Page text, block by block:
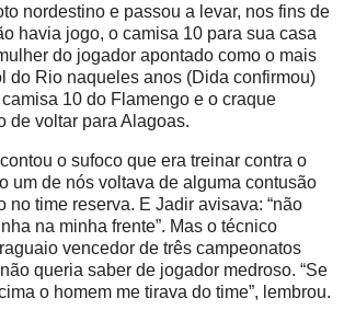
nordestino e passou a levar, nos fins de
havia jogo, o camisa 10 para sua casa
do jogador apontado como o mais
do Rio naqueles anos (Dida confirmou)
10 do Flamengo e o craque
de voltar para Alagoas.
o sufoco que era treinar contra o
um de nós voltava de alguma contusão
no time reserva. E Jadir avisava: “não
na minha frente”. Mas o técnico
vencedor de três campeonatos
queria saber de jogador medroso. “Se
o homem me tirava do time”, lembrou.